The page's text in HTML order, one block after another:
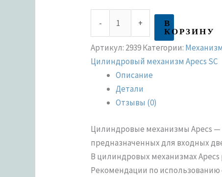
- + В
КОРЗИНУ
Артикул: 2939Категории:
Цилиндровый механизм Apecs SC
Описание
Детали
Отзывы (0)
Цилиндровые механизмы Apecs —
предназначенных для входных
В цилиндровых механизмах
Рекомендации по использованию